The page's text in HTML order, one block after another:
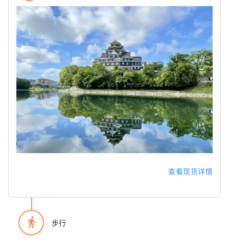
查看现货详情
directions_walk 步行